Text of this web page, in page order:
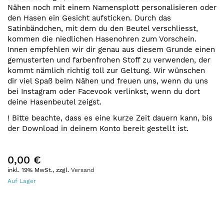
Nähen noch mit einem Namensplott personalisieren oder
den Hasen ein Gesicht aufsticken. Durch das
Satinbändchen, mit dem du den Beutel verschliesst,
kommen die niedlichen Hasenohren zum Vorschein.
Innen empfehlen wir dir genau aus diesem Grunde einen
gemusterten und farbenfrohen Stoff zu verwenden, der
kommt nämlich richtig toll zur Geltung. Wir wünschen
dir viel Spaß beim Nähen und freuen uns, wenn du uns
bei Instagram oder Facevook verlinkst, wenn du dort
deine Hasenbeutel zeigst.
! Bitte beachte, dass es eine kurze Zeit dauern kann, bis
der Download in deinem Konto bereit gestellt ist.
0,00 €
inkl. 19% MwSt., zzgl. Versand
Auf Lager